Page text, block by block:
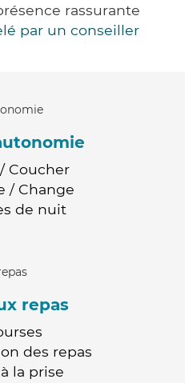
rassurante
par un conseiller
Coucher
/ Change
de nuit
repas
des repas
la prise